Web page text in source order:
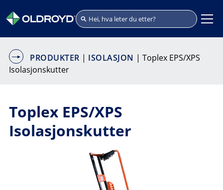
PRODUKTER | ISOLASJON | Toplex EPS/XPS
Isolasjonskutter
Toplex EPS/XPS
Isolasjonskutter